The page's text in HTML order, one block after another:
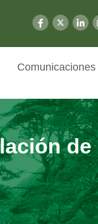
Comunicaciones
de